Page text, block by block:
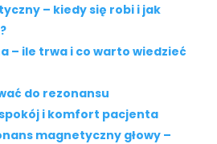
– kiedy się robi i jak
– ile trwa i co warto wiedzieć
do rezonansu
i komfort pacjenta
magnetyczny głowy –